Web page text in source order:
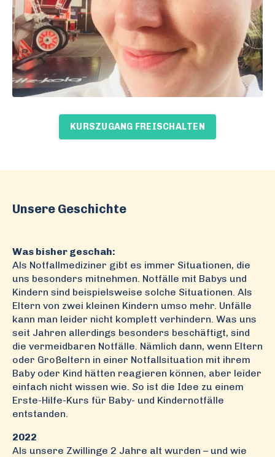
KURSZUGANG FREISCHALTEN
Unsere Geschichte
Was bisher geschah:
Als Notfallmediziner gibt es immer Situationen, die
uns besonders mitnehmen. Notfälle mit Babys und
Kindern sind beispielsweise solche Situationen. Als
Eltern von zwei kleinen Kindern umso mehr. Unfälle
kann man leider nicht komplett verhindern. Was uns
seit Jahren allerdings besonders beschäftigt, sind
die vermeidbaren Notfälle. Nämlich dann, wenn Eltern
oder Großeltern in einer Notfallsituation mit ihrem
Baby oder Kind hätten reagieren können, aber leider
einfach nicht wissen wie. So ist die Idee zu einem
Erste-Hilfe-Kurs für Baby- und Kindernotfälle
entstanden.
2022
Als unsere Zwillinge 2 Jahre alt wurden – und wie